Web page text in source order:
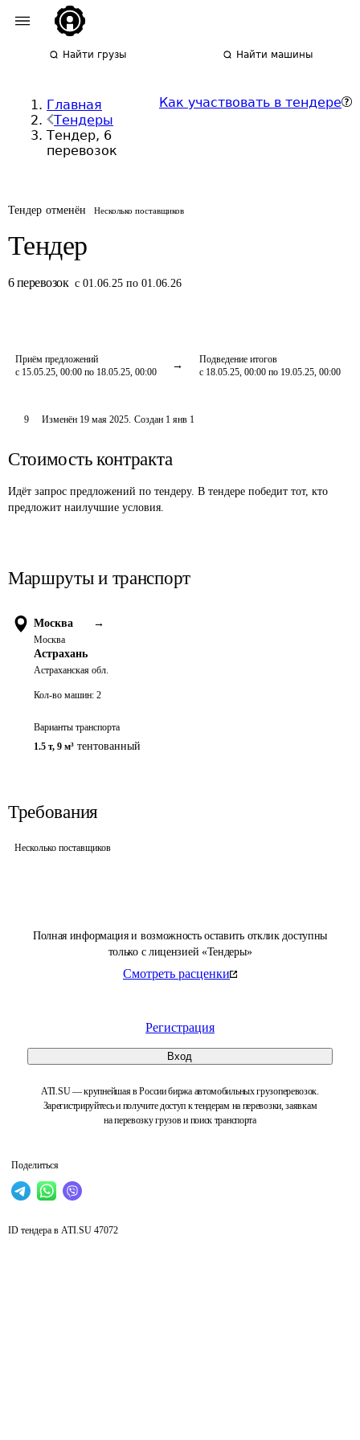
Найти грузы Найти машины
Главная
Тендеры
Тендер, 6
перевозок
Как участвовать в тендере
Тендер отменён Несколько поставщиков
Тендер
6 перевозок с 01.06.25 по 01.06.26
Приём предложений
с 15.05.25, 00:00 по 18.05.25, 00:00
Подведение итогов
с 18.05.25, 00:00 по 19.05.25, 00:00
Полная информация и возможность оставить отклик доступны
только с лицензией «Тендеры»
Смотреть расценки
Регистрация
Вход
ATI.SU — крупнейшая в России биржа автомобильных грузоперевозок.
Зарегистрируйтесь и получите доступ к тендерам на перевозки, заявкам
на перевозку грузов и поиск транспорта
Поделиться
9 Изменён 19 мая 2025. Создан 1 янв 1
Стоимость контракта
Идёт запрос предложений по тендеру. В тендере победит тот, кто
предложит наилучшие условия.
Маршруты и транспорт
Москва →
Москва
Астрахань
Астраханская обл.
Кол-во машин: 2
Варианты транспорта
1.5 т, 9 м³ тентованный
Требования
Несколько поставщиков
ID тендера в ATI.SU 47072